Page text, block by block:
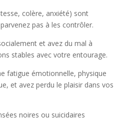
colère, anxiété) sont
pas à les contrôler.
et avez du mal à
stables avec votre entourage.
fatigue émotionnelle, physique
et avez perdu le plaisir dans vos
noires ou suicidaires